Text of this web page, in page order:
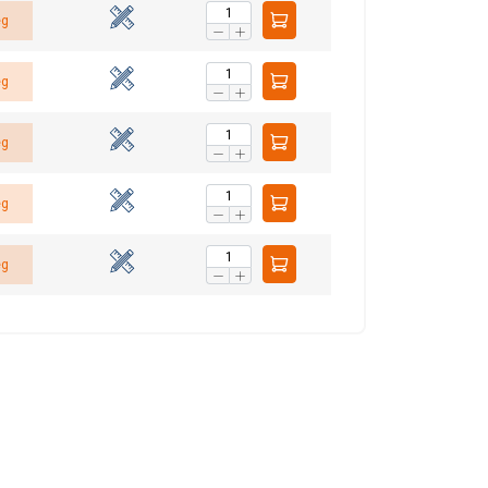
ESTONIAN
ENGLISH TRANSLATION
Samuti jagame
seda
teenuste
küpsised
KÕIGIGA